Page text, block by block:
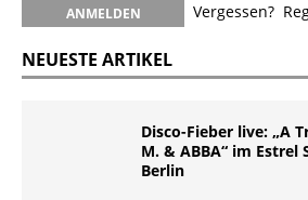
Vergessen?
NEUESTE ARTIKEL
Disco-Fieber live: „A
M. & ABBA“ im Estrel
Berlin